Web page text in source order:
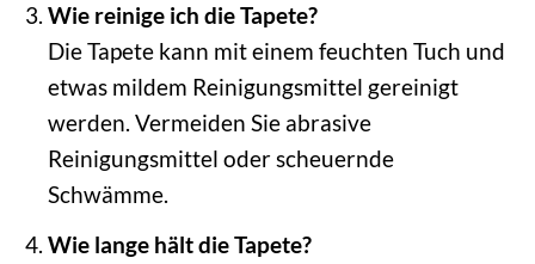
Wie reinige ich die Tapete?
Die Tapete kann mit einem feuchten Tuch und
etwas mildem Reinigungsmittel gereinigt
werden. Vermeiden Sie abrasive
Reinigungsmittel oder scheuernde
Schwämme.
Wie lange hält die Tapete?